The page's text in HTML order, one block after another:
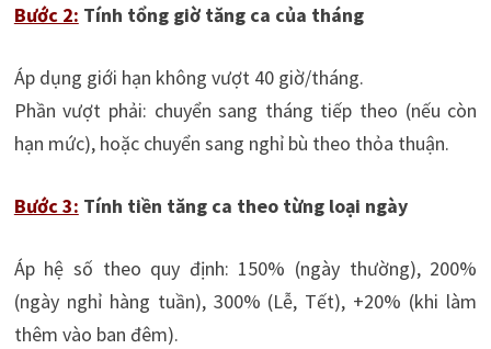
Bước 2: Tính tổng giờ tăng ca của tháng
Áp dụng giới hạn không vượt 40 giờ/tháng.
Phần vượt phải: chuyển sang tháng tiếp theo (nếu còn
hạn mức), hoặc chuyển sang nghỉ bù theo thỏa thuận.
Bước 3: Tính tiền tăng ca theo từng loại ngày
Áp hệ số theo quy định: 150% (ngày thường), 200%
(ngày nghỉ hàng tuần), 300% (Lễ, Tết), +20% (khi làm
thêm vào ban đêm).